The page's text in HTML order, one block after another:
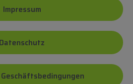
Impressum
Datenschutz